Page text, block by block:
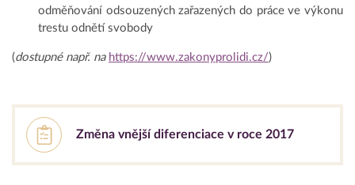
odměňování odsouzených zařazených do práce ve výkonu
trestu odnětí svobody
(dostupné např. na https://www.zakonyprolidi.cz/)
Změna vnější diferenciace v roce 2017